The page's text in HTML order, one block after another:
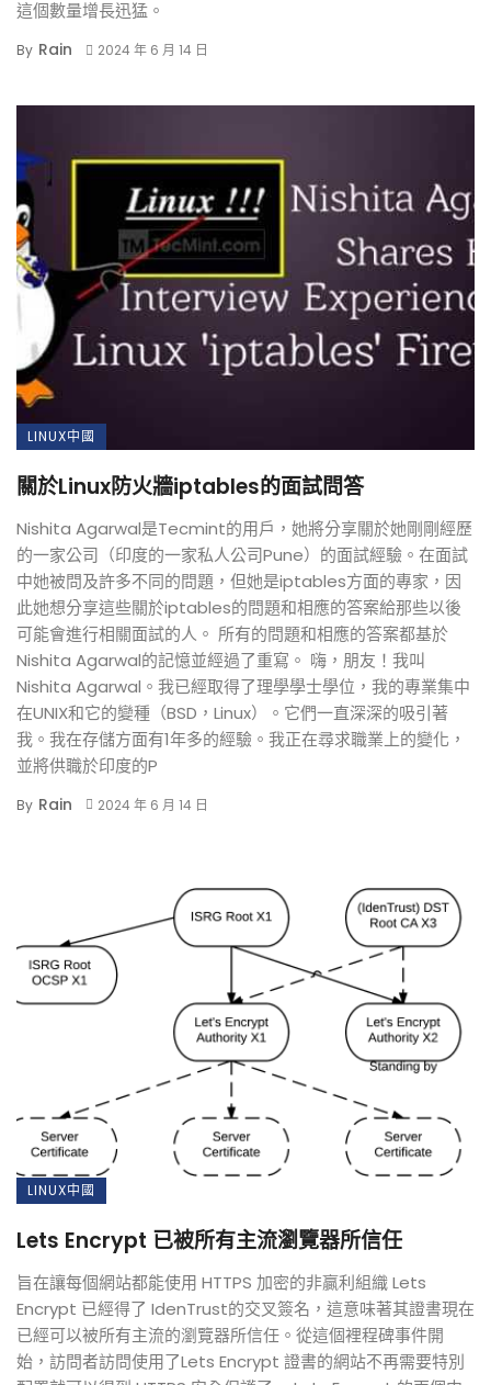
這個數量增長迅猛。
By Rain 2024 年 6 月 14 日
LINUX中國
關於Linux防火牆iptables的面試問答
Nishita Agarwal是Tecmint的用戶，她將分享關於她剛剛經歷
的一家公司（印度的一家私人公司Pune）的面試經驗。在面試
中她被問及許多不同的問題，但她是iptables方面的專家，因
此她想分享這些關於iptables的問題和相應的答案給那些以後
可能會進行相關面試的人。 所有的問題和相應的答案都基於
Nishita Agarwal的記憶並經過了重寫。 嗨，朋友！我叫
Nishita Agarwal。我已經取得了理學學士學位，我的專業集中
在UNIX和它的變種（BSD，Linux）。它們一直深深的吸引著
我。我在存儲方面有1年多的經驗。我正在尋求職業上的變化，
並將供職於印度的P
By Rain 2024 年 6 月 14 日
LINUX中國
Lets Encrypt 已被所有主流瀏覽器所信任
旨在讓每個網站都能使用 HTTPS 加密的非贏利組織 Lets
Encrypt 已經得了 IdenTrust的交叉簽名，這意味著其證書現在
已經可以被所有主流的瀏覽器所信任。從這個裡程碑事件開
始，訪問者訪問使用了Lets Encrypt 證書的網站不再需要特別